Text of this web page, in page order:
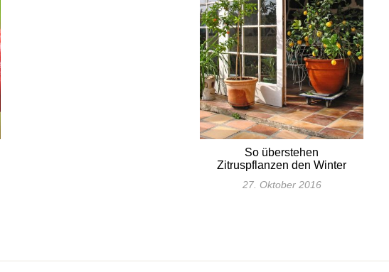
So überstehen
Zitruspflanzen den Winter
27. Oktober 2016